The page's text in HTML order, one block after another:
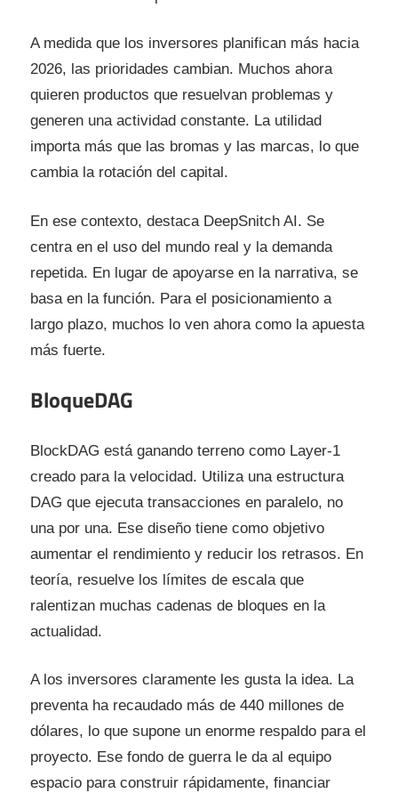
A medida que los inversores planifican más hacia
2026, las prioridades cambian. Muchos ahora
quieren productos que resuelvan problemas y
generen una actividad constante. La utilidad
importa más que las bromas y las marcas, lo que
cambia la rotación del capital.
En ese contexto, destaca DeepSnitch AI. Se
centra en el uso del mundo real y la demanda
repetida. En lugar de apoyarse en la narrativa, se
basa en la función. Para el posicionamiento a
largo plazo, muchos lo ven ahora como la apuesta
más fuerte.
BloqueDAG
BlockDAG está ganando terreno como Layer-1
creado para la velocidad. Utiliza una estructura
DAG que ejecuta transacciones en paralelo, no
una por una. Ese diseño tiene como objetivo
aumentar el rendimiento y reducir los retrasos. En
teoría, resuelve los límites de escala que
ralentizan muchas cadenas de bloques en la
actualidad.
A los inversores claramente les gusta la idea. La
preventa ha recaudado más de 440 millones de
dólares, lo que supone un enorme respaldo para el
proyecto. Ese fondo de guerra le da al equipo
espacio para construir rápidamente, financiar